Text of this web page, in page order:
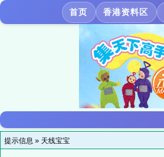
首页 香港资料区
提示信息 » 天线宝宝